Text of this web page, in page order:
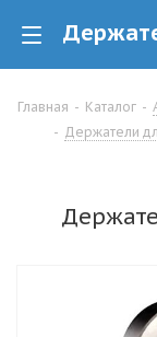
Главная - Каталог -
- Держатели